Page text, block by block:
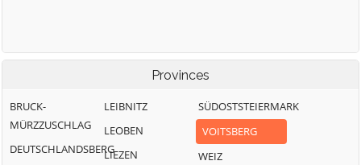
Provinces
BRUCK-
MÜRZZUSCHLAG
DEUTSCHLANDSBERG
LEIBNITZ
LEOBEN
LIEZEN
SÜDOSTSTEIERMARK
VOITSBERG
WEIZ